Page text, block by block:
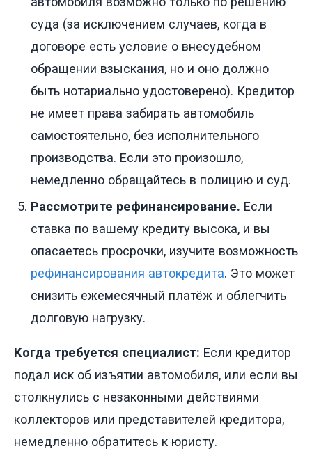
суда (за исключением случаев, когда в
договоре есть условие о внесудебном
обращении взыскания, но и оно должно
быть нотариально удостоверено). Кредитор
не имеет права забирать автомобиль
самостоятельно, без исполнительного
производства. Если это произошло,
немедленно обращайтесь в полицию и суд.
Рассмотрите рефинансирование. Если
ставка по вашему кредиту высока, и вы
опасаетесь просрочки, изучите возможность
рефинансирования автокредита. Это может
снизить ежемесячный платёж и облегчить
долговую нагрузку.
Когда требуется специалист: Если кредитор
подал иск об изъятии автомобиля, или если вы
столкнулись с незаконными действиями
коллекторов или представителей кредитора,
немедленно обратитесь к юристу.